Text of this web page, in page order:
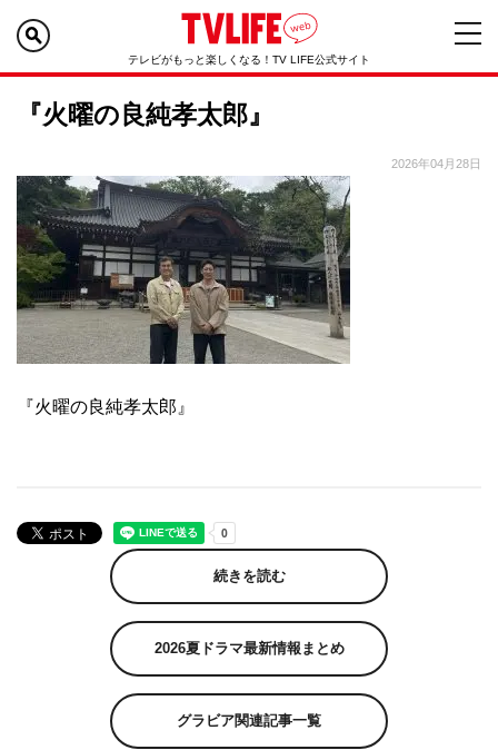
テレビがもっと楽しくなる！TV LIFE公式サイト
『火曜の良純孝太郎』
2026年04月28日
『火曜の良純孝太郎』
続きを読む
2026夏ドラマ最新情報まとめ
グラビア関連記事一覧